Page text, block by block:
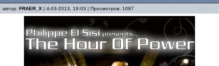
автор: FRAER_X | 4-03-2013, 19:03 | Просмотров: 1087